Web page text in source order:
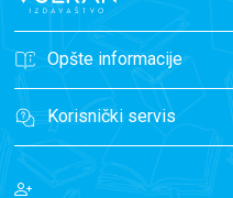
Opšte informacije
Korisnički servis